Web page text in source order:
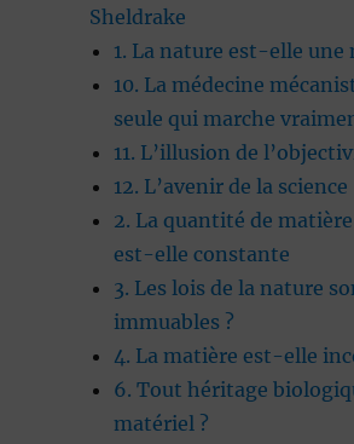
Sheldrake
1. La nature est-elle une
10. La médecine
seule qui marche
11. L’illusion de
12. L’avenir de la science
2. La quantité de
est-elle constante
3. Les lois de la nature
immuables ?
4. La matière est-elle
6. Tout héritage
matériel ?